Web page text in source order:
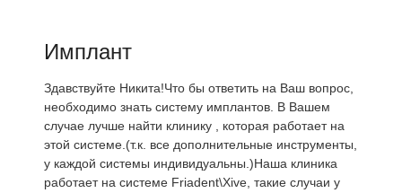
Имплант
Здавствуйте Никита!Что бы ответить на Ваш вопрос,
необходимо знать систему имплантов. В Вашем
случае лучше найти клинику , которая работает на
этой системе.(т.к. все дополнительные инструменты,
у каждой системы индивидуальны.)Наша клиника
работает на системе Friadent\Xive, такие случаи у